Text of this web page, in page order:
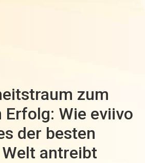
zum
Wie eviivo
der besten
antreibt